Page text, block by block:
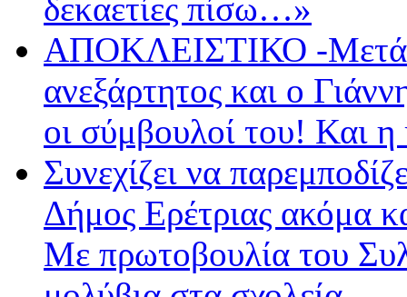
δεκαετίες πίσω…»
ΑΠΟΚΛΕΙΣΤΙΚΟ -Μετά
ανεξάρτητος και ο
οι σύμβουλοί του! Και
Συνεχίζει να
Δήμος Ερέτριας ακόμα
Με πρωτοβουλία του